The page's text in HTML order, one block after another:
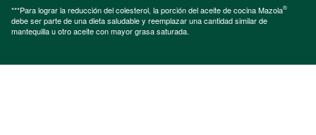
***Para lograr la reducción del colesterol, la porción del aceite de cocina Mazola®
debe ser parte de una dieta saludable y reemplazar una cantidad similar de
mantequilla u otro aceite con mayor grasa saturada.